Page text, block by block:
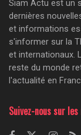
Siam Actu est un
dernières
et informations
s'informer sur la
et internationaux.
reste du monde
l'actualité en
Suivez-nous sur